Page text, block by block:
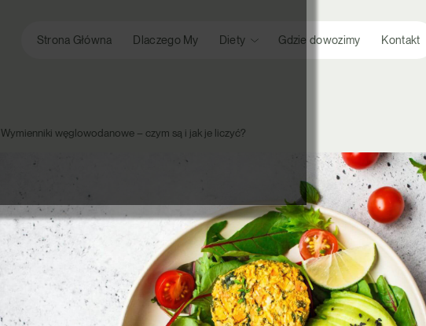
Strona Główna Dlaczego My Diety Gdzie dowozimy Kontakt
Wymienniki węglowodanowe – czym są i jak je liczyć?